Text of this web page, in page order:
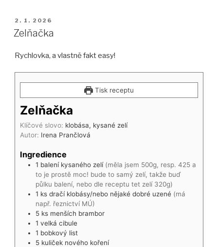
PUBLIKOVÁNO
2. 1. 2026
Zelňačka
Rychlovka, a vlastně fakt easy!
Tisk receptu
Zelňačka
Klíčové slovo: klobása, kysané zelí
Autor: Irena Prančlová
Ingredience
1 balení kysaného zelí (měla jsem 500g, resp. 425 a
to je prostě moc! bude to samý zelí, takže buď
půlku balení, nebo dle receptu tet zelí 320g)
1 ks dračí klobásy/nebo nějaké dobré uzené (má
např. řeznictví MÚ)
5 ks menších brambor
1 velká cibule
1 bobkový list
5 kuliček nového koření